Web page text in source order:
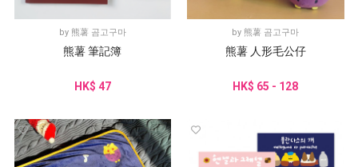
by 熊薯 곰고구마
熊薯 筆記簿
HK$ 47
by 熊薯 곰고구마
熊薯 人形毛公仔
HK$ 65 - 128